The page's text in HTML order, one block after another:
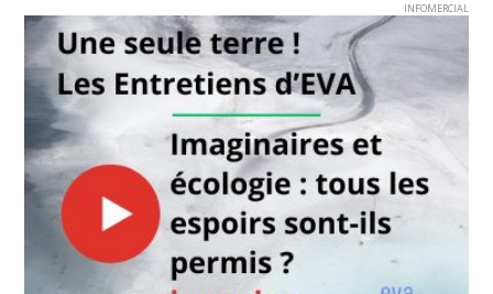
INFOMERCIAL